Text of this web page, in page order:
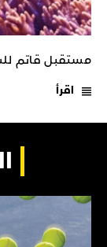
مستقبل قاتم
اقرأ